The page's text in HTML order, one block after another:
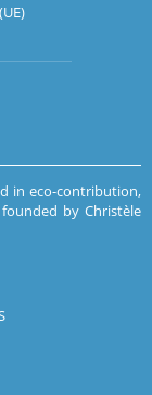
in eco-contribution,
by Christèle